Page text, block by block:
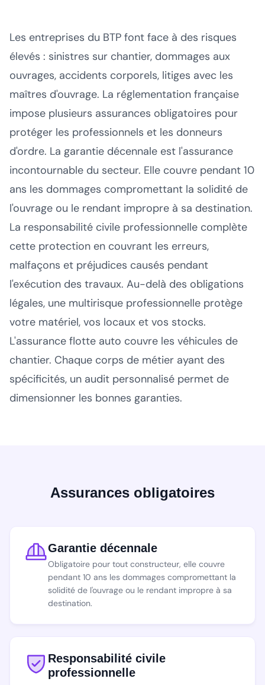
Les entreprises du BTP font face à des risques
élevés : sinistres sur chantier, dommages aux
ouvrages, accidents corporels, litiges avec les
maîtres d'ouvrage. La réglementation française
impose plusieurs assurances obligatoires pour
protéger les professionnels et les donneurs
d'ordre. La garantie décennale est l'assurance
incontournable du secteur. Elle couvre pendant 10
ans les dommages compromettant la solidité de
l'ouvrage ou le rendant impropre à sa destination.
La responsabilité civile professionnelle complète
cette protection en couvrant les erreurs,
malfaçons et préjudices causés pendant
l'exécution des travaux. Au-delà des obligations
légales, une multirisque professionnelle protège
votre matériel, vos locaux et vos stocks.
L'assurance flotte auto couvre les véhicules de
chantier. Chaque corps de métier ayant des
spécificités, un audit personnalisé permet de
dimensionner les bonnes garanties.
Assurances obligatoires
Garantie décennale
Obligatoire pour tout constructeur, elle couvre
pendant 10 ans les dommages compromettant la
solidité de l'ouvrage ou le rendant impropre à sa
destination.
Responsabilité civile
professionnelle